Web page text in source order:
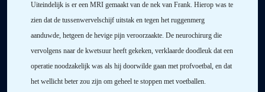
Uiteindelijk is er een MRI gemaakt van de nek van Frank. Hierop was te
zien dat de tussenwervelschijf uitstak en tegen het ruggenmerg
aanduwde, hetgeen de hevige pijn veroorzaakte. De neurochirurg die
vervolgens naar de kwetsuur heeft gekeken, verklaarde doodleuk dat een
operatie noodzakelijk was als hij doorwilde gaan met profvoetbal, en dat
het wellicht beter zou zijn om geheel te stoppen met voetballen.